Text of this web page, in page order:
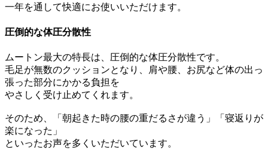
一年を通して快適にお使いいただけます。
圧倒的な体圧分散性
ムートン最大の特長は、圧倒的な体圧分散性です。
毛足が無数のクッションとなり、肩や腰、お尻など体の出っ
張った部分にかかる負担を
やさしく受け止めてくれます。
そのため、「朝起きた時の腰の重だるさが違う」「寝返りが
楽になった」
といったお声を多くいただいています。